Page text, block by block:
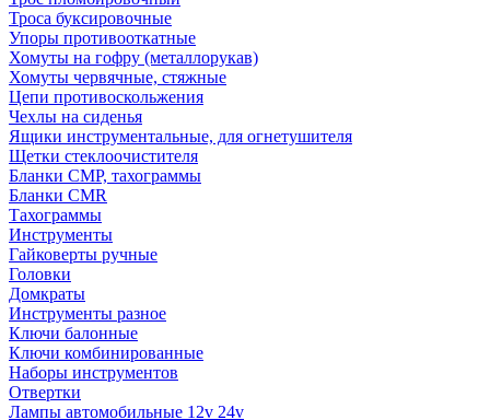
Троса буксировочные
Упоры противооткатные
Хомуты на гофру (металлорукав)
Хомуты червячные, стяжные
Цепи противоскольжения
Чехлы на сиденья
Ящики инструментальные, для огнетушителя
Щетки стеклоочистителя
Бланки СМР, тахограммы
Бланки CMR
Тахограммы
Инструменты
Гайковерты ручные
Головки
Домкраты
Инструменты разное
Ключи балонные
Ключи комбинированные
Наборы инструментов
Отвертки
Лампы автомобильные 12v 24v